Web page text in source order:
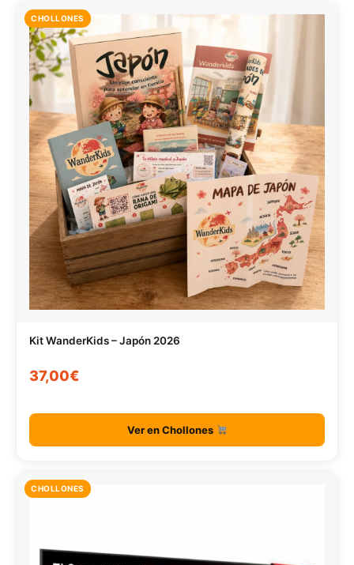
CHOLLONES
Kit WanderKids – Japón 2026
37,00€
Ver en Chollones
CHOLLONES